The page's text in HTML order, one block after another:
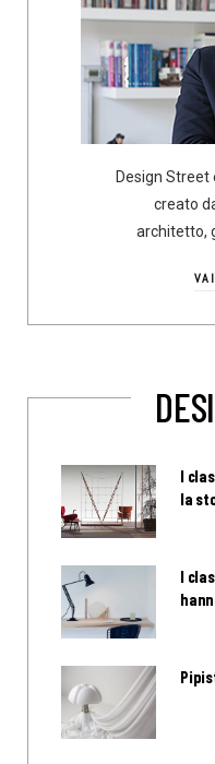
Design
creato
architetto,
I
la
I